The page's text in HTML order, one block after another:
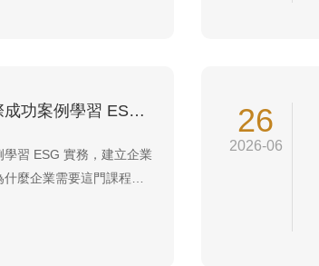
永續發展案例分析課程｜從國際成功案例學習 ESG 實務，建立企業永續競爭力
習 ESG 實務，建立企業
麼企業需要這門課程？
司治理及社會責任，協
26
2026-06